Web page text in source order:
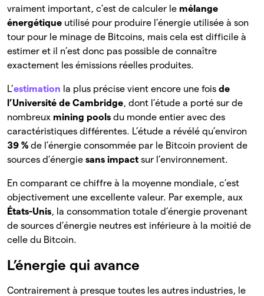
vraiment important, c’est de calculer le mélange
énergétique utilisé pour produire l’énergie utilisée à son
tour pour le minage de Bitcoins, mais cela est difficile à
estimer et il n’est donc pas possible de connaître
exactement les émissions réelles produites.
L’estimation la plus précise vient encore une fois de
l’Université de Cambridge, dont l’étude a porté sur de
nombreux mining pools du monde entier avec des
caractéristiques différentes. L’étude a révélé qu’environ
39 % de l’énergie consommée par le Bitcoin provient de
sources d’énergie sans impact sur l’environnement.
En comparant ce chiffre à la moyenne mondiale, c’est
objectivement une excellente valeur. Par exemple, aux
États-Unis, la consommation totale d’énergie provenant
de sources d’énergie neutres est inférieure à la moitié de
celle du Bitcoin.
L’énergie qui avance
Contrairement à presque toutes les autres industries, le